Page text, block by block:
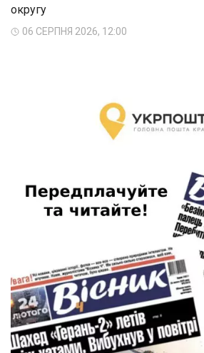
округу
06 СЕРПНЯ 2026, 12:00